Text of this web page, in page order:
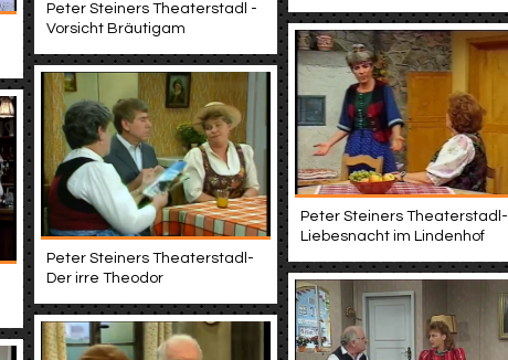
Peter Steiners Theaterstadl -
Vorsicht Bräutigam
Peter Steiners Theaterstadl-
Liebesnacht im Lindenhof
Peter Steiners Theaterstadl-
Der irre Theodor